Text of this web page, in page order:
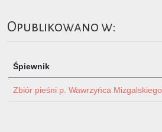
Opublikowano w:
Śpiewnik
Zbiór pieśni p. Wawrzyńca Mizgalskiego